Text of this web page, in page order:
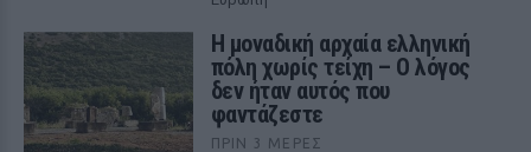
Η μοναδική αρχαία ελληνική
πόλη χωρίς τείχη – Ο λόγος
δεν ήταν αυτός που
φαντάζεστε
ΠΡΙΝ 3 ΜΈΡΕΣ